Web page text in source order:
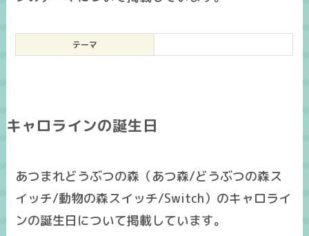
テーマ
キャロラインの誕生日
あつまれどうぶつの森（あつ森/どうぶつの森ス
イッチ/動物の森スイッチ/Switch）のキャロライ
ンの誕生日について掲載しています。